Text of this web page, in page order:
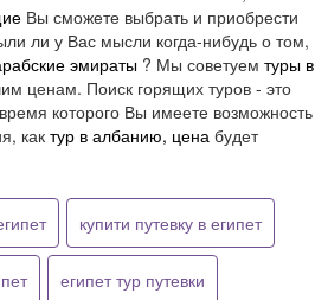
Вы сможете выбрать и приобрести
ли у Вас мысли когда-нибудь о том,
эмираты ? Мы советуем туры в
ценам. Поиск горящих туров - это
которого Вы имеете возможность
как тур в албанию, цена будет
купити путевку в египет
египет тур путевки